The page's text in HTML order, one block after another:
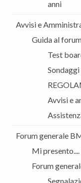
anni
Avvisi e
Guida al
Test
Avvisi e
Forum generale
Mi
Forum